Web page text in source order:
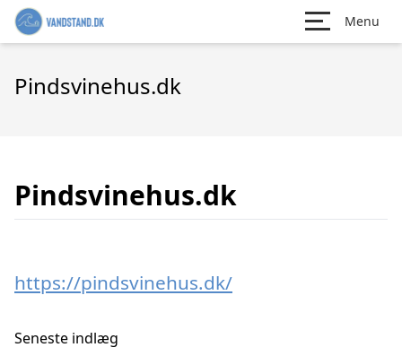
Menu
Pindsvinehus.dk
Pindsvinehus.dk
https://pindsvinehus.dk/
Seneste indlæg